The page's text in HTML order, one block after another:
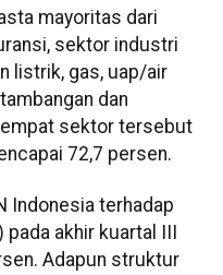
mayoritas dari
sektor industri
listrik, gas, uap/air
dan
sektor tersebut
72,7 persen.
Indonesia terhadap
akhir kuartal III
Adapun struktur